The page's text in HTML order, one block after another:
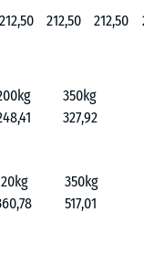
212,50 212,50 212,50
350kg
327,92
350kg
517,01